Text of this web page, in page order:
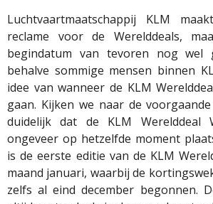
Luchtvaartmaatschappij KLM
reclame voor de Werelddeals,
begindatum van tevoren nog wel
behalve sommige mensen binnen
idee van wanneer de KLM
gaan. Kijken we naar de
duidelijk dat de KLM Werelddeal
ongeveer op hetzelfde moment
is de eerste editie van de KLM
maand januari, waarbij de
zelfs al eind december begonnen.